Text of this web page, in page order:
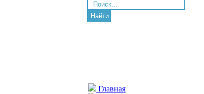
Найти
Главная